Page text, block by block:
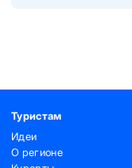
Туристам
Идеи
О регионе